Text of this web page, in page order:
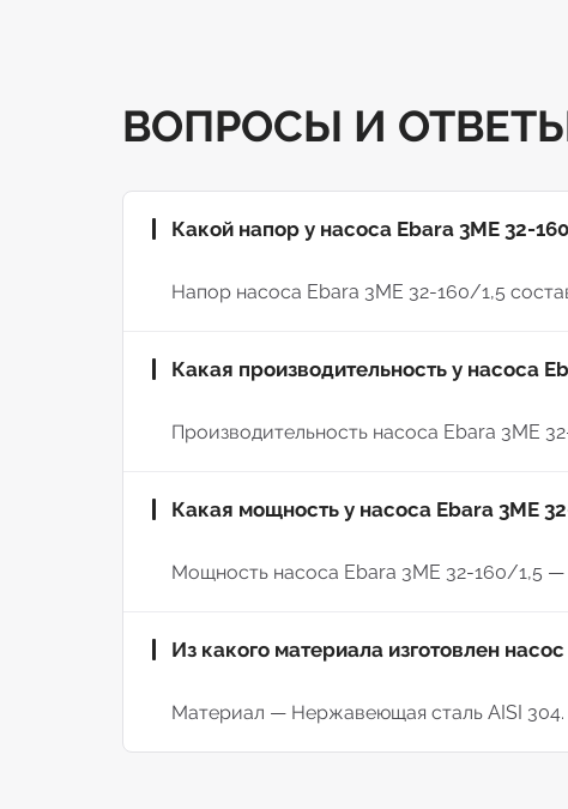
ВОПРОСЫ И
Какой напор у насоса Ebara 3ME 32-
Напор насоса Ebara 3ME 32-160/1,5
Какая производительность у насоса
Производительность насоса Ebara 3ME
Какая мощность у насоса Ebara 3ME
Мощность насоса Ebara 3ME 32-160/1,5 —
Из какого материала изготовлен
Материал — Нержавеющая сталь AISI 304.